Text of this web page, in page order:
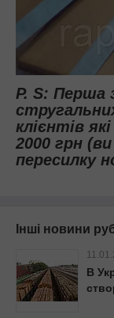
P. S: Перша
клієнтів
2000 грн
пересилку
Інші новини
В